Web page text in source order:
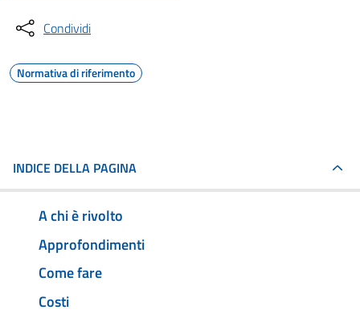
Condividi
Normativa di riferimento
INDICE DELLA PAGINA
A chi è rivolto
Approfondimenti
Come fare
Costi